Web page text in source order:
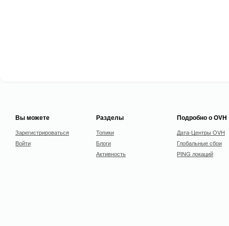
Вы можете
Зарегистрироваться
Войти
Разделы
Топики
Блоги
Активность
Подробно о OVH
Дата-Центры OVH
Глобальные сбои
PING локаций